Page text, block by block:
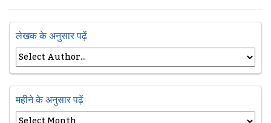
लेखक के अनुसार पढ़ें
महीने के अनुसार पढ़ें